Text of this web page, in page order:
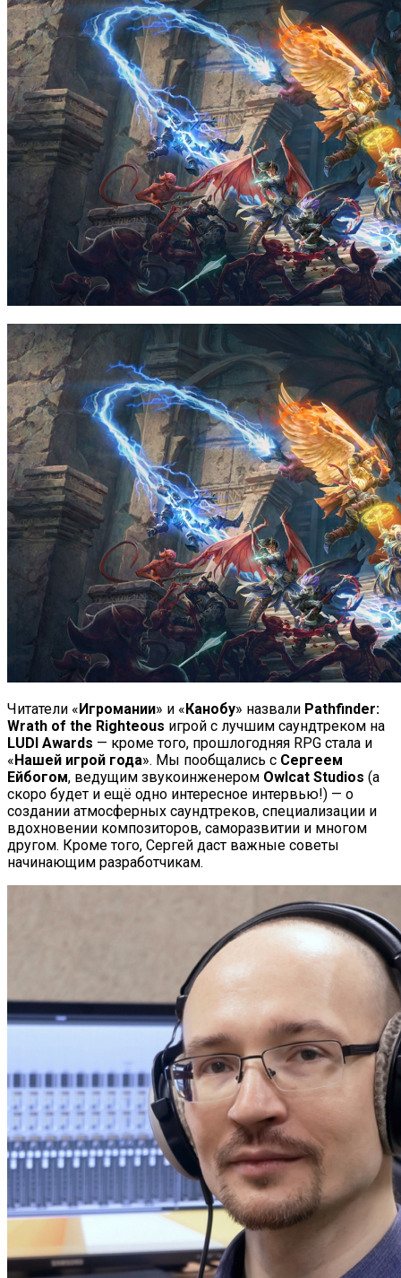
Читатели «Игромании» и «Канобу» назвали Pathfinder:
Wrath of the Righteous игрой с лучшим саундтреком на
LUDI Awards — кроме того, прошлогодняя RPG стала и
«Нашей игрой года». Мы пообщались с Сергеем
Ейбогом, ведущим звукоинженером Owlcat Studios (а
скоро будет и ещё одно интересное интервью!) — о
создании атмосферных саундтреков, специализации и
вдохновении композиторов, саморазвитии и многом
другом. Кроме того, Сергей даст важные советы
начинающим разработчикам.